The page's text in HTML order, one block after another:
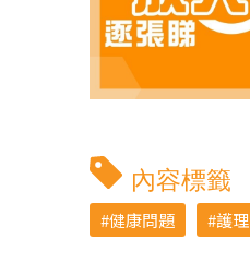
內容標籤
健康問題 護理